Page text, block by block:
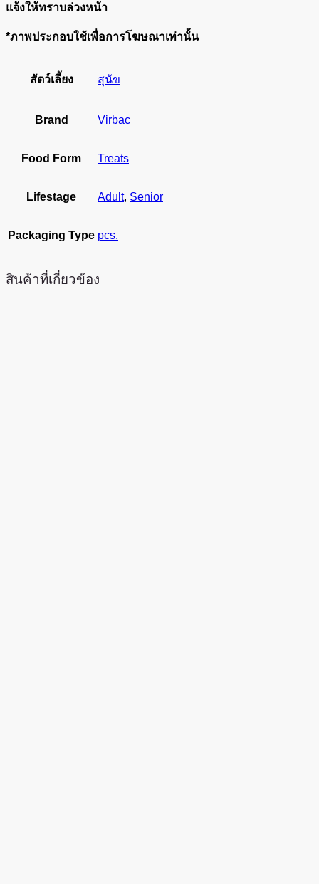
แจ้งให้ทราบล่วงหน้า
*ภาพประกอบใช้เพื่อการโฆษณาเท่านั้น
สัตว์เลี้ยง สุนัข
Brand Virbac
Food Form Treats
Lifestage Adult, Senior
Packaging Type pcs.
สินค้าที่เกี่ยวข้อง